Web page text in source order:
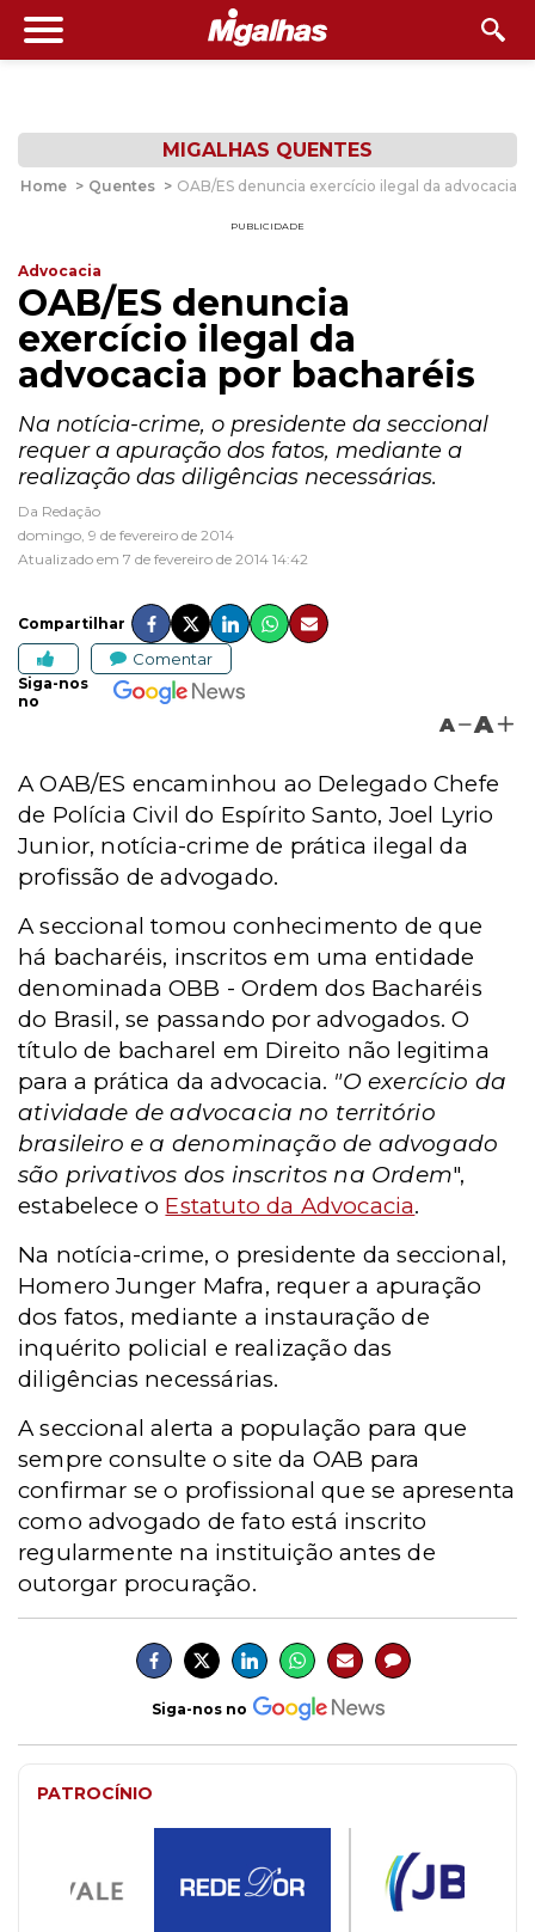
MIGALHAS QUENTES
Home > Quentes > OAB/ES denuncia exercício ilegal da advocacia
PUBLICIDADE
Advocacia
OAB/ES denuncia
exercício ilegal da
advocacia por bacharéis
Na notícia-crime, o presidente da seccional
requer a apuração dos fatos, mediante a
realização das diligências necessárias.
Da Redação
domingo, 9 de fevereiro de 2014
Atualizado em 7 de fevereiro de 2014 14:42
Compartilhar
Comentar
Siga-nos
no
A A
A OAB/ES encaminhou ao Delegado Chefe
de Polícia Civil do Espírito Santo, Joel Lyrio
Junior, notícia-crime de prática ilegal da
profissão de advogado.
A seccional tomou conhecimento de que
há bacharéis, inscritos em uma entidade
denominada OBB - Ordem dos Bacharéis
do Brasil, se passando por advogados. O
título de bacharel em Direito não legitima
para a prática da advocacia. "O exercício da
atividade de advocacia no território
brasileiro e a denominação de advogado
são privativos dos inscritos na Ordem",
estabelece o Estatuto da Advocacia.
Na notícia-crime, o presidente da seccional,
Homero Junger Mafra, requer a apuração
dos fatos, mediante a instauração de
inquérito policial e realização das
diligências necessárias.
A seccional alerta a população para que
sempre consulte o site da OAB para
confirmar se o profissional que se apresenta
como advogado de fato está inscrito
regularmente na instituição antes de
outorgar procuração.
Siga-nos no
PATROCÍNIO